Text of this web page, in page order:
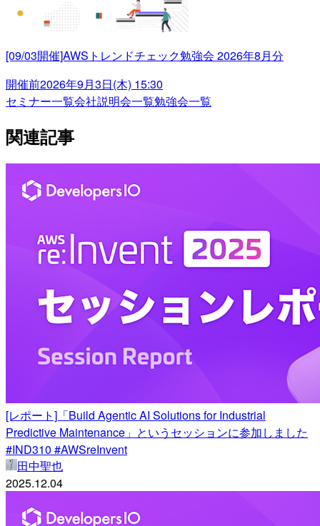
[09/03開催]AWSトレンドチェック勉強会 2026年8月分
開催前2026年9月3日(木) 15:30
セミナー一覧会社説明会一覧勉強会一覧
関連記事
[レポート]「Build Agentic AI Solutions for Industrial
Predictive Maintenance」というセッションに参加しました
#IND310 #AWSreInvent
田中聖也
2025.12.04